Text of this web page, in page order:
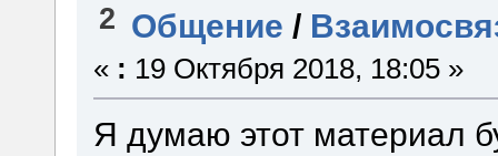
2 Общение /
« : 19 Октября 2018, 18:05 »
Я думаю этот материал